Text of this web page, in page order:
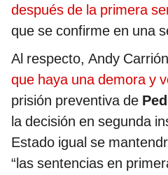
después de la primera
que se confirme en una
Al respecto, Andy
que haya una demora y
prisión preventiva de
la decisión en segunda
Estado igual se
“las sentencias en